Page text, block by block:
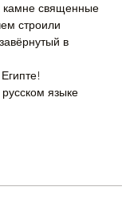
камне священные
строили
в
языке